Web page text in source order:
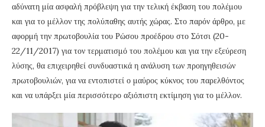
αδύνατη μία ασφαλή πρόβλεψη για την τελική έκβαση του πολέμου
και για το μέλλον της πολύπαθης αυτής χώρας. Στο παρόν άρθρο, με
αφορμή την πρωτοβουλία του Ρώσου προέδρου στο Σότσι (20-
22/11/2017) για τον τερματισμό του πολέμου και για την εξεύρεση
λύσης, θα επιχειρηθεί συνδυαστικά η ανάλυση των προηγηθεισών
πρωτοβουλιών, για να εντοπιστεί ο μαύρος κύκνος του παρελθόντος
και να υπάρξει μία περισσότερο αξιόπιστη εκτίμηση για το μέλλον.